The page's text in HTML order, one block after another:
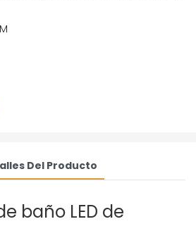
Del Producto
baño LED de